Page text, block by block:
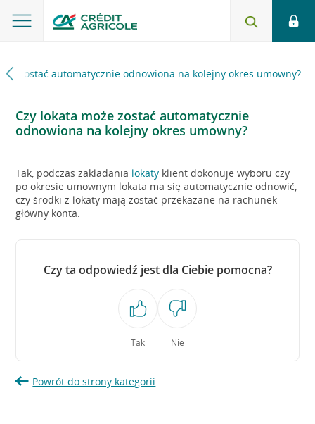
zostać automatycznie odnowiona na kolejny okres umowny?
Czy lokata może zostać automatycznie
odnowiona na kolejny okres umowny?
Tak, podczas zakładania lokaty klient dokonuje wyboru czy
po okresie umownym lokata ma się automatycznie odnowić,
czy środki z lokaty mają zostać przekazane na rachunek
główny konta.
Czy ta odpowiedź jest dla Ciebie pomocna?
Tak Nie
Powrót do strony kategorii